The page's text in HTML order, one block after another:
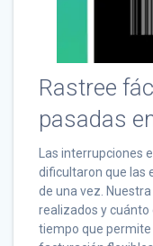
Rastree
pasadas
Las interrupciones
dificultaron que las
de una vez.
realizados y cuánto
tiempo que permite